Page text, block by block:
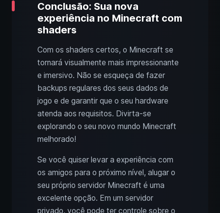
Conclusão: Sua nova
experiência no Minecraft com
shaders
Com os shaders certos, o Minecraft se
tornará visualmente mais impressionante
e imersivo. Não se esqueça de fazer
backups regulares dos seus dados de
jogo e de garantir que o seu hardware
atenda aos requisitos. Divirta-se
explorando o seu novo mundo Minecraft
melhorado!
Se você quiser levar a experiência com
os amigos para o próximo nível, alugar o
seu próprio servidor Minecraft é uma
excelente opção. Em um servidor
privado, você pode ter controle sobre o